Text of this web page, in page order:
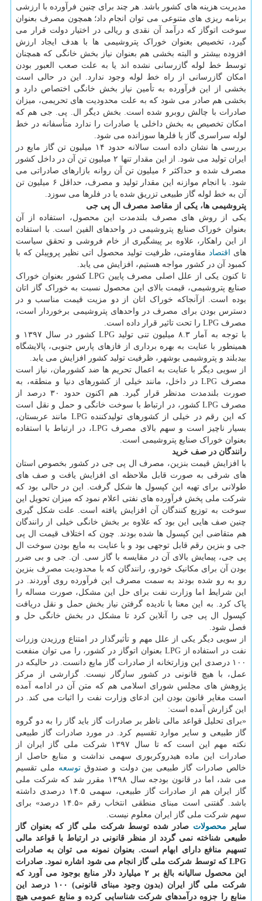
مدیریت هزینه های کشور باشد. هر چند برای چنین فرآورده با ارزشی
برنامه ریزی های متنوعی می توان انجام داد؛ همچون مصرف بعنوان
سوخت اتوگاز که درآمد آن نقدی و ریالی در اختیار دولت قرار می
گیرد، تخصیص بعنوان خوراک پتروشیمی ها با هدف ایجاد ارزش
افزوده بیشتر و البته بخشی هم بعنوان نیاز بخش خانگی که همچنان
توسط خط لوله گازرسانی نشده اند یا به علت صعب العبور بودن
امکان گازرسانی از راه خط لوله وجود ندارد. این در حالی است
بخشی از این فرآورده به تأمین نیاز بخش خانگی اختصاص دارد و
بخشی هم صادر می شود که به علت محدودیت های تحریمی، میزان
صادرات با چالش روبرو شده است. بخش دیگر ال. پی. جی هم که
امکان تخصیص به بخش داخلی یا صادرات را ندارد متأسفانه در خط
لوله سراسری گاز یا فلرها سوزانده می شود.
بررسی ها نشان داده است سالانه حدود ۱۴ میلیون تن گاز مایع در
ایران تولید می شود. از این مقدار تنها ۲ میلیون تن آن در داخل کشور
مصرف شده و حداکثر ۶ میلیون تن آن روانه بازارهای صادراتی می
شود. با انجام موازنه این مقدار تولید و مصرف، حداقل ۶ میلیون تن
آن به خط لوله گاز طبیعی تزریق شده یا در فلرها می سوزد.
پتروشیمی ها، یکی از مقاصد مصرف ال پی جی
یکی از روش های مصرف بلندمدت این محصول، استفاده از آن
بعنوان خوراک صنایع پتروشیمی در واحدهای الفین است. با استفاده
از این راهکار، علاوه بر پیشگیری از خام فروشی و تحقق سیاست
های اقتصاد مقاومتی، ظرفیت تولید محصول اتی نظیر پروپیلن که با
کمبود آن در کشور مواجه هستیم، افزایش می یابد.
تا کنون یکی از علل اصلی مصرف پایین LPG کشور بعنوان خوراک
صنایع پتروشیمی، قیمت بالای این محصول نسبت به خوراک گاز اتان
بوده است. ازآنجاکه خوراک اتان از دو مزیت قیمت مناسب و در
دسترس بودن برای مصرف در واحدهای پتروشیمی برخوردار است،
مصرف LPG را تحت تاثیر قرار داده است.
با توجه به آمار ۸.۳ میلیون تنی تولید LPG کشور در سال ۱۳۹۷ و
همینطور با عنایت به بهره برداری از فازهای پارس جنوبی، پالایشگاه
بیدبلند و پتروشیمی بوشهر، ظرفیت تولید کشور افزایش می یابد.
از سویی دیگر با عنایت به اعمال تحریم ها ضد کشورمان، نیاز است
مصرف LPG در داخل، مانند خیلی از کشورهای دنیا و منطقه، به
صورت بلندمدت مدنظر قرار گیرد. هم اکنون حدود ۳۰ درصد از
مصرف LPG کشور، در ارتباط با سوخت خانگی و حمل و نقل است
که این رقم در خیلی از کشورهای تولیدکننده LPG مانند عربستان،
بسیار ناچیز است و سهم بالای مصرف LPG، در ارتباط با استفاده
بعنوان خوراک صنایع پتروشیمی است.
رانندگان در صف خرید
با افزایش قیمت بنزین، مصرف ال پی جی در کشور بخصوص استان
های شرقی به صورت قابل ملاحظه ای افزایش یافت و صف های
طولانی برای تهیه این کپسول ها شکل گرفت. این در حالی بود که
شرکت ملی پخش فرآورده های نفتی اعلام نمود که میزان تحویل این
سوخت به توزیع کنندگان آن افزایش یافته است. علت شکل گیری
چنین صف هایی این بود که علاوه بر بخش خانگی خیلی از رانندگان
هم متقاضی این کپسول ها شده بودند. چون که اختلاف قیمت ال پی
جی و بنزین رقم قابل توجهی بود و با عنایت به مایع بودن سوخت ال
پی جی، پیمایش بالای آن در مقایسه با گاز سی. ان. جی و بی ضرر
بودن آن برای مکانیک خودرو، رانندگان که با محدودیت مصرف بنزین
رو به رو شده بودند به سمت مصرف این فرآورده روی آوردند. در
این شرایط اما وزارت نفت برای حل این مشکل، صورت مساله را
پاک کرد. به این معنا با نادیده گرفتن نیاز بخش حمل و نقل دریافت
کپسول ال پی جی را آنلاین کرد تا مشکل در بخش خانگی حل و
فصل شود.
از سویی دیگر یکی از علل مهم و تأثیرگذار در امتناع ورزیدن وزرات
نفت در استفاده از LPG بعنوان اتوگاز در کشور، را می توان منفعت
۱۰۰ درصدی این وزارتخانه از صادرات گاز مایع دانست. در حالیکه در
عمل، با هیچ قانونی در کشور سازگار نیست. گزارشی از مرکز
پژوهش های مجلس شورای اسلامی هم که متن آن در ادامه آمده
است مغایر قانون بودن این ادعای وزارت نفت را اثبات می کند. در
این گزارش آمده است:
«برای تحلیل قواعد مالی ناظر بر صادرات گاز باید گاز را به دو گروه
گاز طبیعی و سایر موارد تقسیم کرد. در مورد صادرات گاز طبیعی
نکته مهم این است که تا سال ۱۳۹۷ شرکت ملی گاز ایران از
صادرات این ماده هیدروکربوری سهمی نداشت و منابع حاصل از
خالص صادرات گاز طبیعی بین دولت و صندوق توسعه ملی تقسیم
می شد، اما در قانون بودجه سال ۱۳۹۸ مقرر شد که شرکت ملی
گاز ایران هم از صادرات گاز طبیعی، سهمی ۱۴.۵ درصدی داشته
باشد. گفتنی است مبنای منطقی انتخاب رقم «۱۴.۵ درصد» برای
سهم شرکت ملی گاز ایران معلوم نیست.
سایر محصولات صادر شده توسط شرکت ملی گاز که بعنوان گاز
طبیعی شناخته نمی گردد از منظر قانونی در ارتباط با قواعد مالی
تسهیم منافع دارای ابهام است. بعنوان نمونه می توان به صادرات
LPG که توسط شرکت ملی گاز انجام می شود اشاره نمود. صادرات
این محصول سالیانه بالغ بر ۲ میلیارد دلار منابع بوجود می آورد که
شرکت ملی گاز ایران (بدون وجود مبنای قانونی) ۱۰۰ درصد این
منابع را جزوه درآمدهای شرکت شناسایی کرده و منابع عمومی هیچ